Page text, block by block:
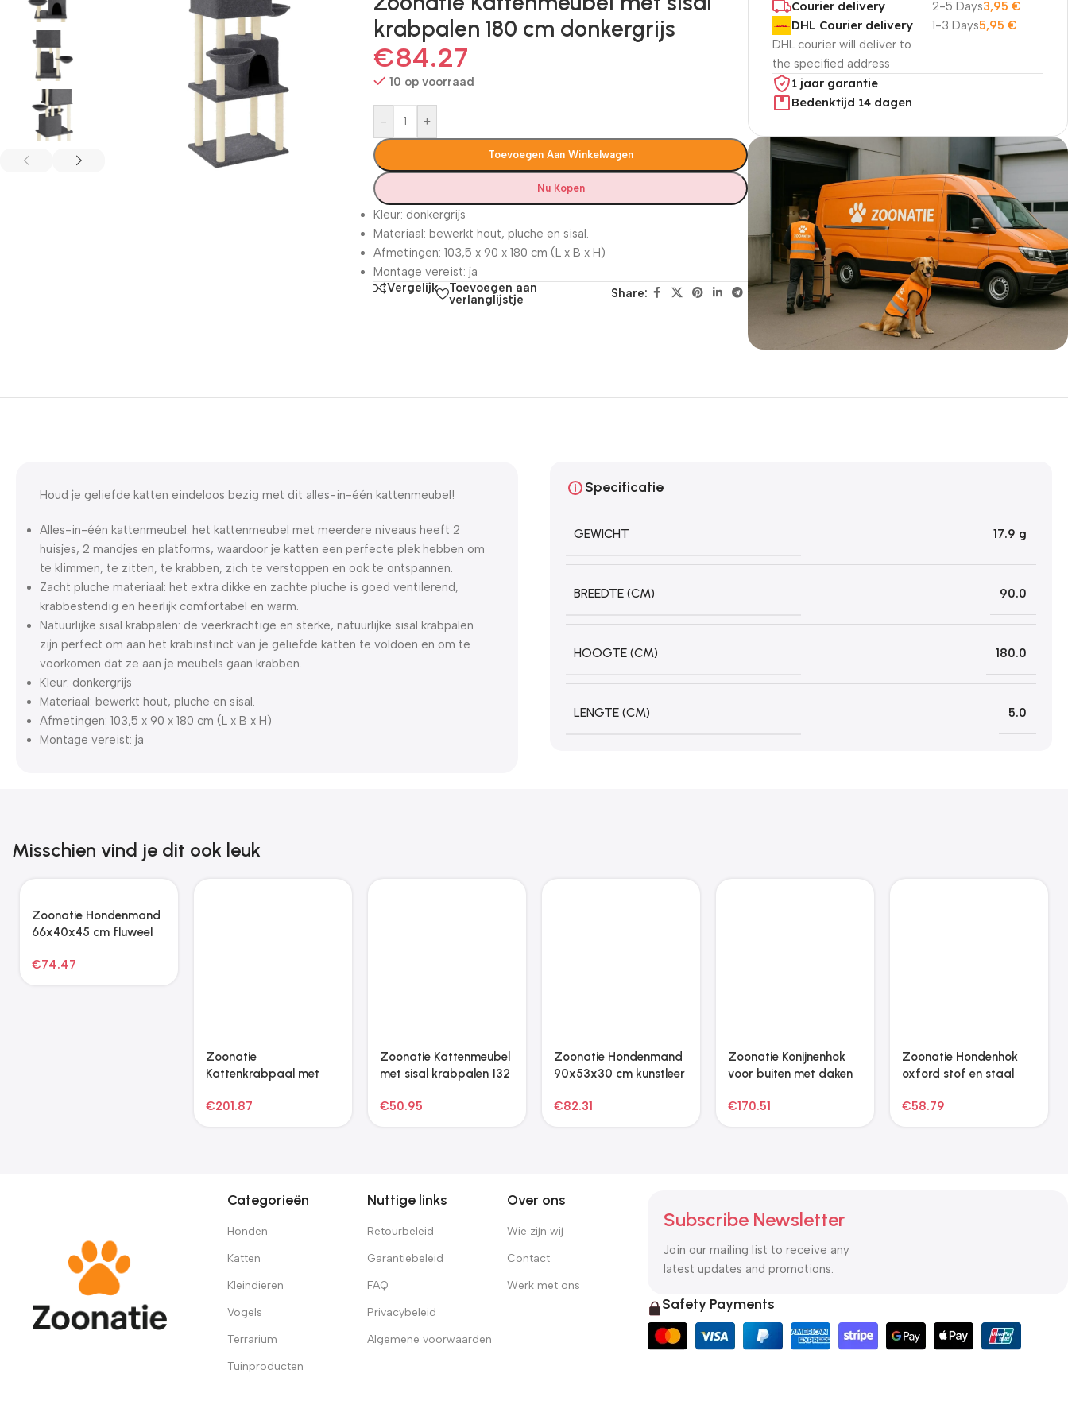
krabpalen 180 cm donkergrijs
€84.27
10 op voorraad
- +
Toevoegen Aan Winkelwagen
Nu Kopen
Kleur: donkergrijs
Materiaal: bewerkt hout, pluche en sisal.
Afmetingen: 103,5 x 90 x 180 cm (L x B x H)
Montage vereist: ja
Vergelijk
Toevoegen aan
verlanglijstje
Share:
Courier delivery
2-5 Days3,95€
DHL Courier delivery
DHL courier will deliver to
the specified address
1-3 Days5,95€
1 jaar garantie
Bedenktijd 14 dagen
WELKOM5
Houd je geliefde katten eindeloos bezig met dit alles-in-één kattenmeubel!
Alles-in-één kattenmeubel: het kattenmeubel met meerdere niveaus heeft 2
huisjes, 2 mandjes en platforms, waardoor je katten een perfecte plek hebben om
te klimmen, te zitten, te krabben, zich te verstoppen en ook te ontspannen.
Zacht pluche materiaal: het extra dikke en zachte pluche is goed ventilerend,
krabbestendig en heerlijk comfortabel en warm.
Natuurlijke sisal krabpalen: de veerkrachtige en sterke, natuurlijke sisal krabpalen
zijn perfect om aan het krabinstinct van je geliefde katten te voldoen en om te
voorkomen dat ze aan je meubels gaan krabben.
Kleur: donkergrijs
Materiaal: bewerkt hout, pluche en sisal.
Afmetingen: 103,5 x 90 x 180 cm (L x B x H)
Montage vereist: ja
Specificatie
GEWICHT 17.9 g
BREEDTE (CM) 90.0
HOOGTE (CM) 180.0
LENGTE (CM) 5.0
Misschien vind je dit ook leuk
Zoonatie Hondenmand
66x40x45 cm fluweel
€74.47
Categorieën
Honden
Katten
Kleindieren
Vogels
Terrarium
Tuinproducten
Nuttige links
Retourbeleid
Garantiebeleid
FAQ
Privacybeleid
Algemene voorwaarden
Over ons
Wie zijn wij
Contact
Werk met ons
Subscribe Newsletter
Join our mailing list to receive any
latest updates and promotions.
Safety Payments